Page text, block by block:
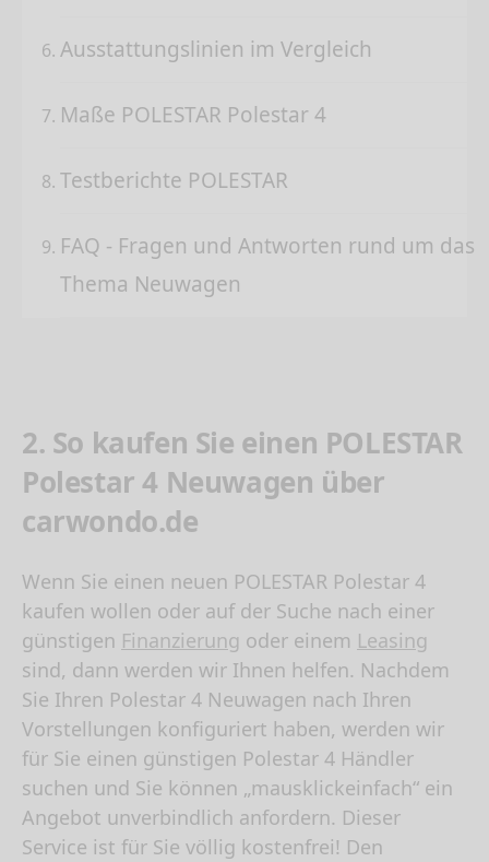
Ausstattungslinien im Vergleich
Maße POLESTAR Polestar 4
Testberichte POLESTAR
FAQ - Fragen und Antworten rund um das
Thema Neuwagen
2. So kaufen Sie einen POLESTAR
Polestar 4 Neuwagen über
carwondo.de
Wenn Sie einen neuen POLESTAR Polestar 4
kaufen wollen oder auf der Suche nach einer
günstigen Finanzierung oder einem Leasing
sind, dann werden wir Ihnen helfen. Nachdem
Sie Ihren Polestar 4 Neuwagen nach Ihren
Vorstellungen konfiguriert haben, werden wir
für Sie einen günstigen Polestar 4 Händler
suchen und Sie können „mausklickeinfach“ ein
Angebot unverbindlich anfordern. Dieser
Service ist für Sie völlig kostenfrei! Den